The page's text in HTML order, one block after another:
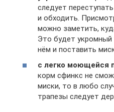
следует
и обходить.
можно заметить,
Это будет укромный
нём и поставить
с легко моющейся
корм сфинкс не
миски, то в любо
трапезы следует